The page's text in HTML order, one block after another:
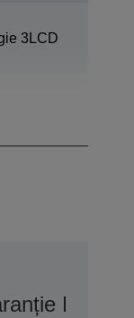
3LCD